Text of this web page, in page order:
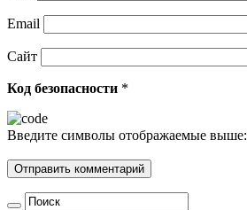
Email
Сайт
Код безопасности *
Введите символы отображаемые выше: